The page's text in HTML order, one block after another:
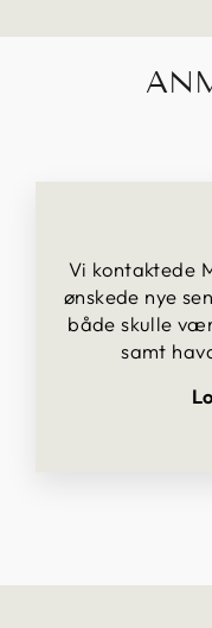
Vi kontaktede
ønskede nye
både skulle
samt